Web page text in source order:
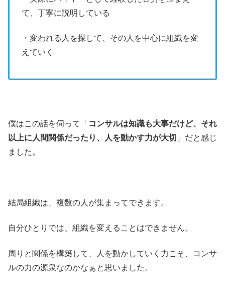
て、丁寧に説明している
・変われる人を探して、その人を中心に組織を変
えていく
僕はこの話を伺って「 コンサルは知識も大事だけど、それ
以上に人間関係だったり、人を動かす力が大切 」だと感じ
ました。
結局組織は、複数の人が集まってできます。
自分ひとりでは、組織を変えることはできません。
周りと関係を構築して、人を動かしていく力こそ、コンサ
ルの力の源泉なのかなぁと思いました。